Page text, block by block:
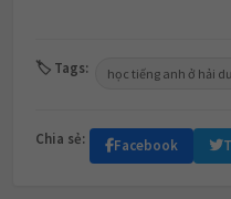
🏷 Tags: học tiếng anh ở hải
Chia sẻ: Facebook